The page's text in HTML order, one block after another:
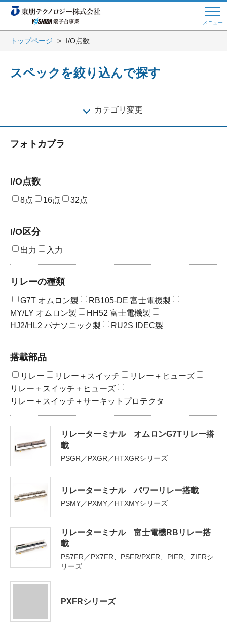
メニュー
電話・メールでお問い合わせ
トップページへ
東朋テクノロジーサイトへ
会員登録
製品検索
トップページ I/O点数
スペックを絞り込んで探す
カテゴリ変更
フォトカプラ
I/O点数
8点 16点 32点
I/O区分
出力 入力
リレーの種類
G7T オムロン製
RB105-DE 富士電機製
MY/LY オムロン製
HH52 富士電機製
HJ2/HL2 パナソニック製
RU2S IDEC製
搭載部品
リレー リレー＋スイッチ
リレー＋ヒューズ
リレー＋スイッチ＋ヒューズ
リレー＋スイッチ＋サーキットプロテクタ
リレーターミナル オムロンG7Tリレー搭
載
PSGR／PXGR／HTXGRシリーズ
リレーターミナル パワーリレー搭載
PSMY／PXMY／HTXMYシリーズ
リレーターミナル 富士電機RBリレー搭
載
PS7FR／PX7FR、PSFR/PXFR、PIFR、ZIFRシ
リーズ
PXFRシリーズ